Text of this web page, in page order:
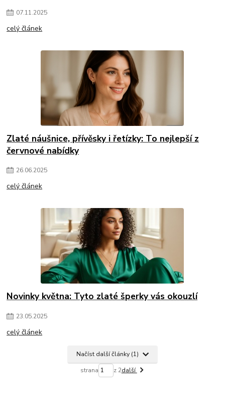
07.11.2025
celý článek
Zlaté náušnice, přívěsky i řetízky: To nejlepší z
červnové nabídky
26.06.2025
celý článek
Novinky května: Tyto zlaté šperky vás okouzlí
23.05.2025
celý článek
Načíst další články (1)
strana z 2další